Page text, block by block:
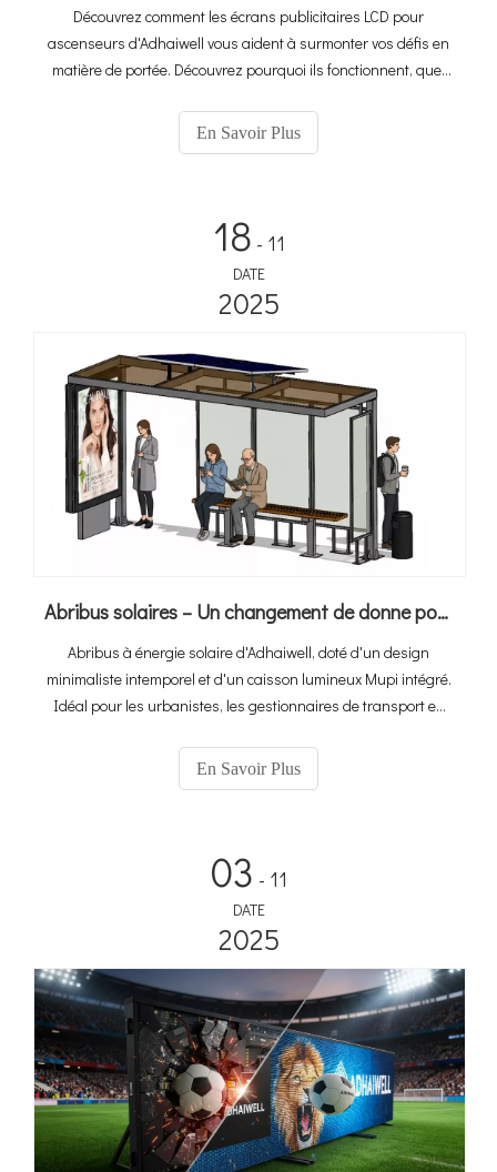
Découvrez comment les écrans publicitaires LCD pour
ascenseurs d'Adhaiwell vous aident à surmonter vos défis en
matière de portée. Découvrez pourquoi ils fonctionnent, quel
Lift, idéal pour les bureaux, les hôtels et les appartements.
En Savoir Plus
18 - 11
DATE
2025
Abribus solaires – Un changement de donne pour le transport urbain
Abribus à énergie solaire d'Adhaiwell, doté d'un design
minimaliste intemporel et d'un caisson lumineux Mupi intégré.
Idéal pour les urbanistes, les gestionnaires de transport en
En Savoir Plus
03 - 11
DATE
2025